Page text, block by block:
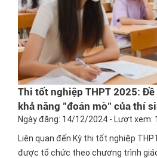
Thi tốt nghiệp THPT 2025:
khả năng "đoán mò" của thí
Ngày đăng: 14/12/2024 - Lượt xem:
Liên quan đến Kỳ thi tốt nghiệp
được tổ chức theo chương trình